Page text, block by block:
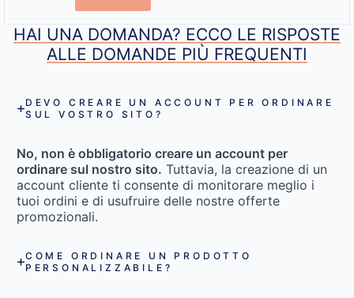
HAI UNA DOMANDA? ECCO LE RISPOSTE
ALLE DOMANDE PIÙ FREQUENTI
DEVO CREARE UN ACCOUNT PER ORDINARE
SUL VOSTRO SITO?
No, non è obbligatorio creare un account per
ordinare sul nostro sito. Tuttavia, la creazione di un
account cliente ti consente di monitorare meglio i
tuoi ordini e di usufruire delle nostre offerte
promozionali.
COME ORDINARE UN PRODOTTO
PERSONALIZZABILE?